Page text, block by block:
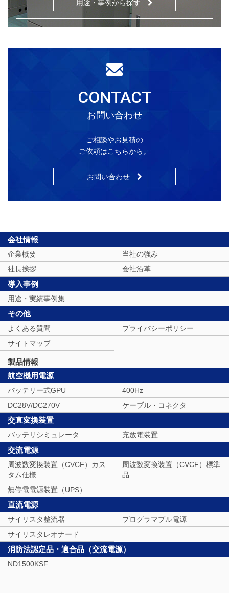
用途・事例から探す
CONTACT
お問い合わせ
ご相談やお見積の
ご依頼はこちらから。
お問い合わせ
会社情報
企業概要
当社の強み
社長挨拶
会社沿革
導入事例
用途・実績事例集
その他
よくある質問
プライバシーポリシー
サイトマップ
製品情報
航空機用電源
バッテリー式GPU
400Hz
DC28V/DC270V
ケーブル・コネクタ
交直変換装置
バッテリシミュレータ 充放電装置
交流電源
周波数変換装置（CVCF）カス
タム仕様
周波数変換装置（CVCF）標準
品
無停電電源装置（UPS）
直流電源
サイリスタ整流器
プログラマブル電源
サイリスタレオナード
消防法認定品・適合品（交流電源）
ND1500KSF